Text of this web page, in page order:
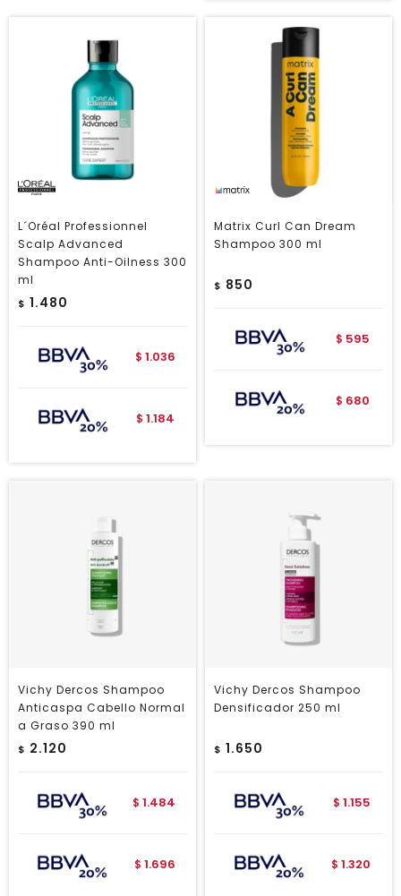
L´Oréal Professionnel
Scalp Advanced
Shampoo Anti-Oilness 300
ml
$ 1.480
$ 1.036
$ 1.184
Matrix Curl Can Dream
Shampoo 300 ml
$ 850
$ 595
$ 680
Vichy Dercos Shampoo
Anticaspa Cabello Normal
a Graso 390 ml
$ 2.120
$ 1.484
$ 1.696
Vichy Dercos Shampoo
Densificador 250 ml
$ 1.650
$ 1.155
$ 1.320